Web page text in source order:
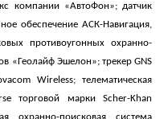
компании «АвтоФон»; датчик
обеспечение АСК-Навигация,
противоугонных охранно-
«Геолайф Эшелон»; трекерGNS
Wireless; телематическая
торговой марки Scher-Khan